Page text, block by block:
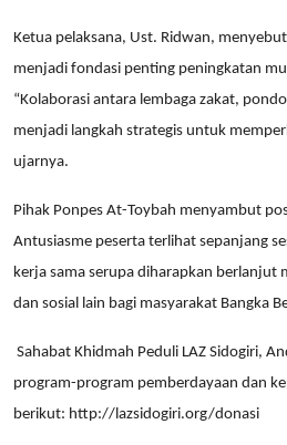
Ketua pelaksana, Ust. Ridwan,
menjadi fondasi penting peningkatan
“Kolaborasi antara lembaga zakat,
menjadi langkah strategis untuk
ujarnya.
Pihak Ponpes At-Toybah menyambut
Antusiasme peserta terlihat sepanjang
kerja sama serupa diharapkan berlanjut
dan sosial lain bagi masyarakat Bangka
Sahabat Khidmah Peduli LAZ Sidogiri,
program-program pemberdayaan dan
berikut: http://lazsidogiri.org/donasi